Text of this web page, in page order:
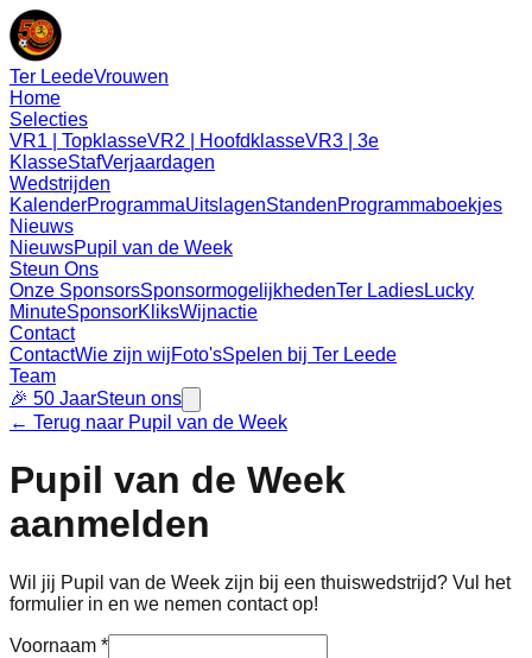
Ter LeedeVrouwen
Home
Selecties
VR1 | TopklasseVR2 | HoofdklasseVR3 | 3e
KlasseStafVerjaardagen
Wedstrijden
KalenderProgrammaUitslagenStandenProgrammaboekjes
Nieuws
NieuwsPupil van de Week
Steun Ons
Onze SponsorsSponsormogelijkhedenTer LadiesLucky
MinuteSponsorKliksWijnactie
Contact
ContactWie zijn wijFoto'sSpelen bij Ter Leede
Team
🎉 50 JaarSteun ons
← Terug naar Pupil van de Week
Pupil van de Week
aanmelden
Wil jij Pupil van de Week zijn bij een thuiswedstrijd? Vul het
formulier in en we nemen contact op!
Voornaam *